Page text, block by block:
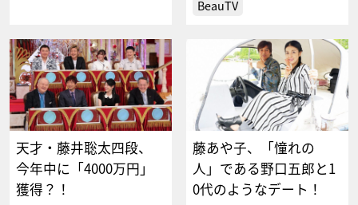
BeauTV
天才・藤井聡太四段、
今年中に「4000万円」
獲得？！
藤あや子、「憧れの
人」である野口五郎と1
0代のようなデート！